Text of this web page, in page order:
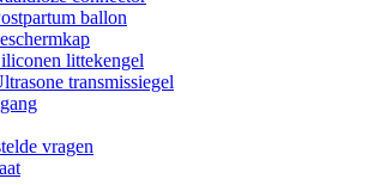
ballon
littekengel
transmissiegel
vragen